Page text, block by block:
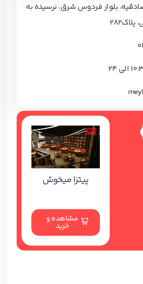
بلوار فردوس شرق، نرسیده به
پیتزا میخوش
مشاهده و
خرید